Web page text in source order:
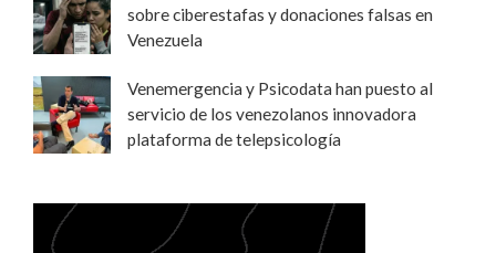
sobre ciberestafas y donaciones falsas en
Venezuela
Venemergencia y Psicodata han puesto al
servicio de los venezolanos innovadora
plataforma de telepsicología